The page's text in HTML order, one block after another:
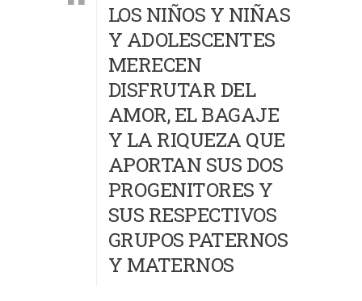
LOS NIÑOS Y NIÑAS
Y ADOLESCENTES
MERECEN
DISFRUTAR DEL
AMOR, EL BAGAJE
Y LA RIQUEZA QUE
APORTAN SUS DOS
PROGENITORES Y
SUS RESPECTIVOS
GRUPOS PATERNOS
Y MATERNOS